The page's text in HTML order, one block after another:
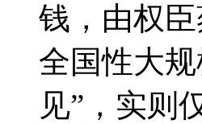
钱，由权
全国性大
见”，实则